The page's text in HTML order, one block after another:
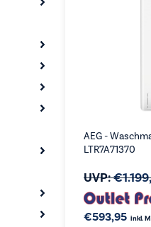
AEG -
LTR7A71370
UVP:€
€593,95 inkl.